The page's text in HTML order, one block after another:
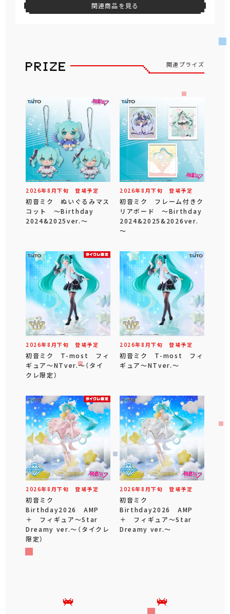
関連商品を見る
関連プライズ
2026年8 月下旬 登場予定
初音ミク ぬいぐるみマス
コット ～Birthday
2024&2025ver.～
2026年8 月下旬 登場予定
初音ミク フレーム付きク
リアボード ～Birthday
2024&2025&2026ver.
～
2026年8 月下旬 登場予定
初音ミク T-most フィ
ギュア～NTver.～（タイ
クレ限定）
2026年8 月下旬 登場予定
初音ミク T-most フィ
ギュア～NTver.～
2026年8 月下旬 登場予定
初音ミク
Birthday2026 AMP
＋ フィギュア～Star
Dreamy ver.～（タイクレ
限定）
2026年8 月下旬 登場予定
初音ミク
Birthday2026 AMP
＋ フィギュア～Star
Dreamy ver.～